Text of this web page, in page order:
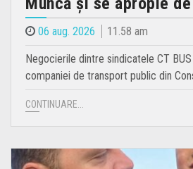
06 aug. 2026 11.58 am
Negocierile dintre sindicatele CT
companiei de transport public din
CONTINUARE...